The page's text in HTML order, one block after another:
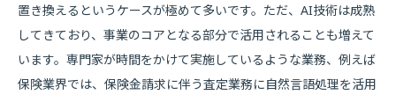
置き換えるというケースが極めて多いです。ただ、AI技術は成熟
してきており、事業のコアとなる部分で活用されることも増えて
います。専門家が時間をかけて実施しているような業務、例えば
保険業界では、保険金請求に伴う査定業務に自然言語処理を活用